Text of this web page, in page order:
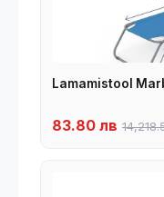
Lamamistool
83.80 лв